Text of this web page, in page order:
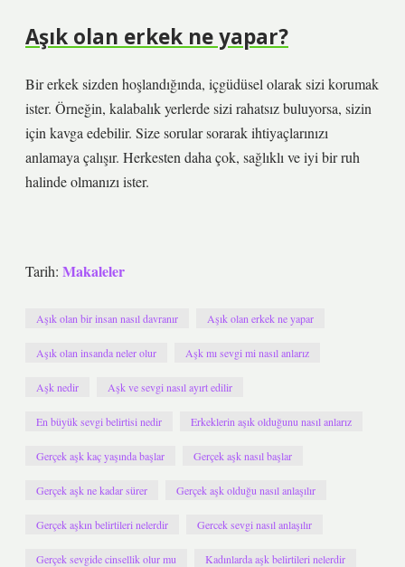
Aşık olan erkek ne yapar?
Bir erkek sizden hoşlandığında, içgüdüsel olarak sizi korumak
ister. Örneğin, kalabalık yerlerde sizi rahatsız buluyorsa, sizin
için kavga edebilir. Size sorular sorarak ihtiyaçlarınızı
anlamaya çalışır. Herkesten daha çok, sağlıklı ve iyi bir ruh
halinde olmanızı ister.
Tarih: Makaleler
Aşık olan bir insan nasıl davranır Aşık olan erkek ne yapar
Aşık olan insanda neler olur Aşk mı sevgi mi nasıl anlarız
Aşk nedir Aşk ve sevgi nasıl ayırt edilir
En büyük sevgi belirtisi nedir Erkeklerin aşık olduğunu nasıl anlarız
Gerçek aşk kaç yaşında başlar Gerçek aşk nasıl başlar
Gerçek aşk ne kadar sürer Gerçek aşk olduğu nasıl anlaşılır
Gerçek aşkın belirtileri nelerdir Gercek sevgi nasıl anlaşılır
Gerçek sevgide cinsellik olur mu Kadınlarda aşk belirtileri nelerdir